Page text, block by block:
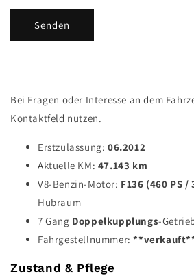
l
Senden
Bei Fragen oder Interesse an dem
Kontaktfeld nutzen.
Erstzulassung: 06.2012
Aktuelle KM: 47.143 km
V8-Benzin-Motor: F136 (460 PS /
Hubraum
7 Gang Doppelkupplungs-
Fahrgestellnummer:
Zustand & Pflege